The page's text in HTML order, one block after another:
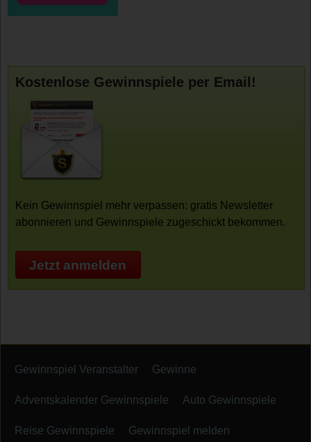
Kostenlose Gewinnspiele per Email!
Kein Gewinnspiel mehr verpassen: gratis Newsletter
abonnieren und Gewinnspiele zugeschickt bekommen.
Jetzt anmelden
Gewinnspiel Veranstalter Gewinne
Adventskalender Gewinnspiele Auto Gewinnspiele
Reise Gewinnspiele Gewinnspiel melden